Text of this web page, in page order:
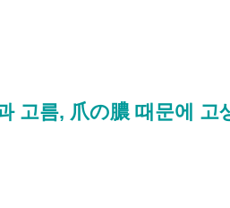
고름, 爪の膿 때문에 고